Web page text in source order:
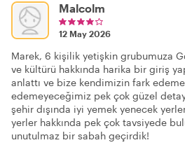
Malcolm
12 May 2026
Marek, 6 kişilik yetişkin grubumuza
ve kültürü hakkında harika bir giriş
anlattı ve bize kendimizin fark
edemeyeceğimiz pek çok güzel
şehir dışında iyi yemek yenecek
yerler hakkında pek çok tavsiyede
unutulmaz bir sabah geçirdik!